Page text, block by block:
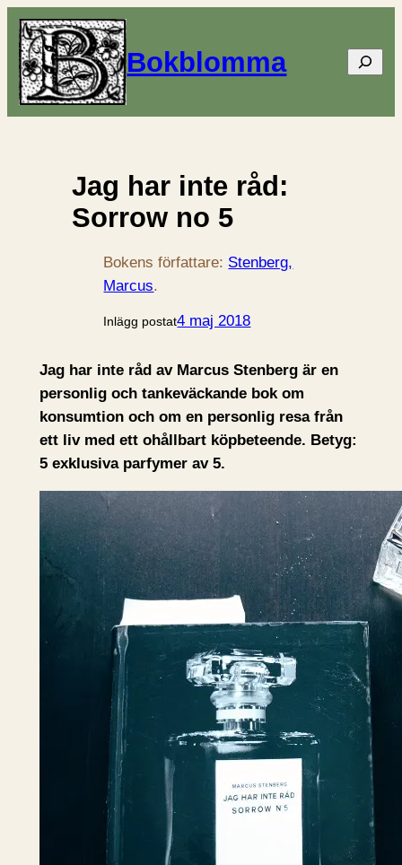
Bokblomma Sök
Jag har inte råd:
Sorrow no 5
Bokens författare: Stenberg,
Marcus.
Inlägg postat4 maj 2018
Jag har inte råd av Marcus Stenberg är en
personlig och tankeväckande bok om
konsumtion och om en personlig resa från
ett liv med ett ohållbart köpbeteende. Betyg:
5 exklusiva parfymer av 5.